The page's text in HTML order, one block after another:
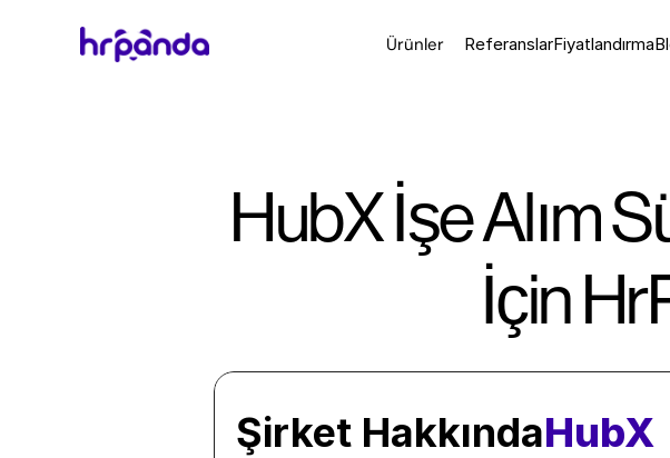
Ürünler ReferanslarFiyatlandırma
HubX İşe Alım
İçin
Şirket HakkındaHubX